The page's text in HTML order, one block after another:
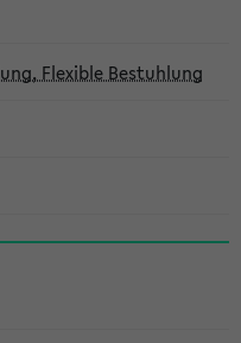
Flexible Bestuhlung